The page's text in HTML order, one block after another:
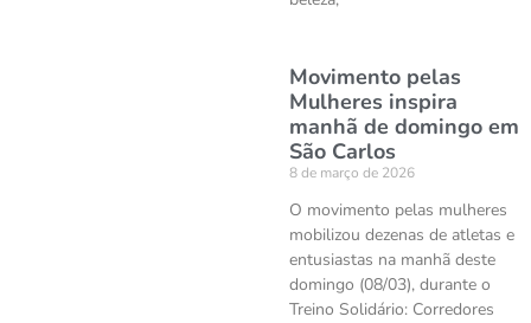
Movimento pelas
Mulheres inspira
manhã de domingo em
São Carlos
8 de março de 2026
O movimento pelas mulheres
mobilizou dezenas de atletas e
entusiastas na manhã deste
domingo (08/03), durante o
Treino Solidário: Corredores